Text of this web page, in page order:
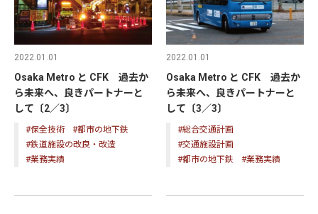
2022.01.01
Osaka Metro と CFK 過去か
ら未来へ、良きパートナーと
して〔2／3〕
#保全技術
#都市の地下鉄
#鉄道施設の改良・改造
#業務実績
2022.01.01
Osaka Metro と CFK 過去か
ら未来へ、良きパートナーと
して〔3／3〕
#総合交通計画
#交通施設計画
#都市の地下鉄
#業務実績